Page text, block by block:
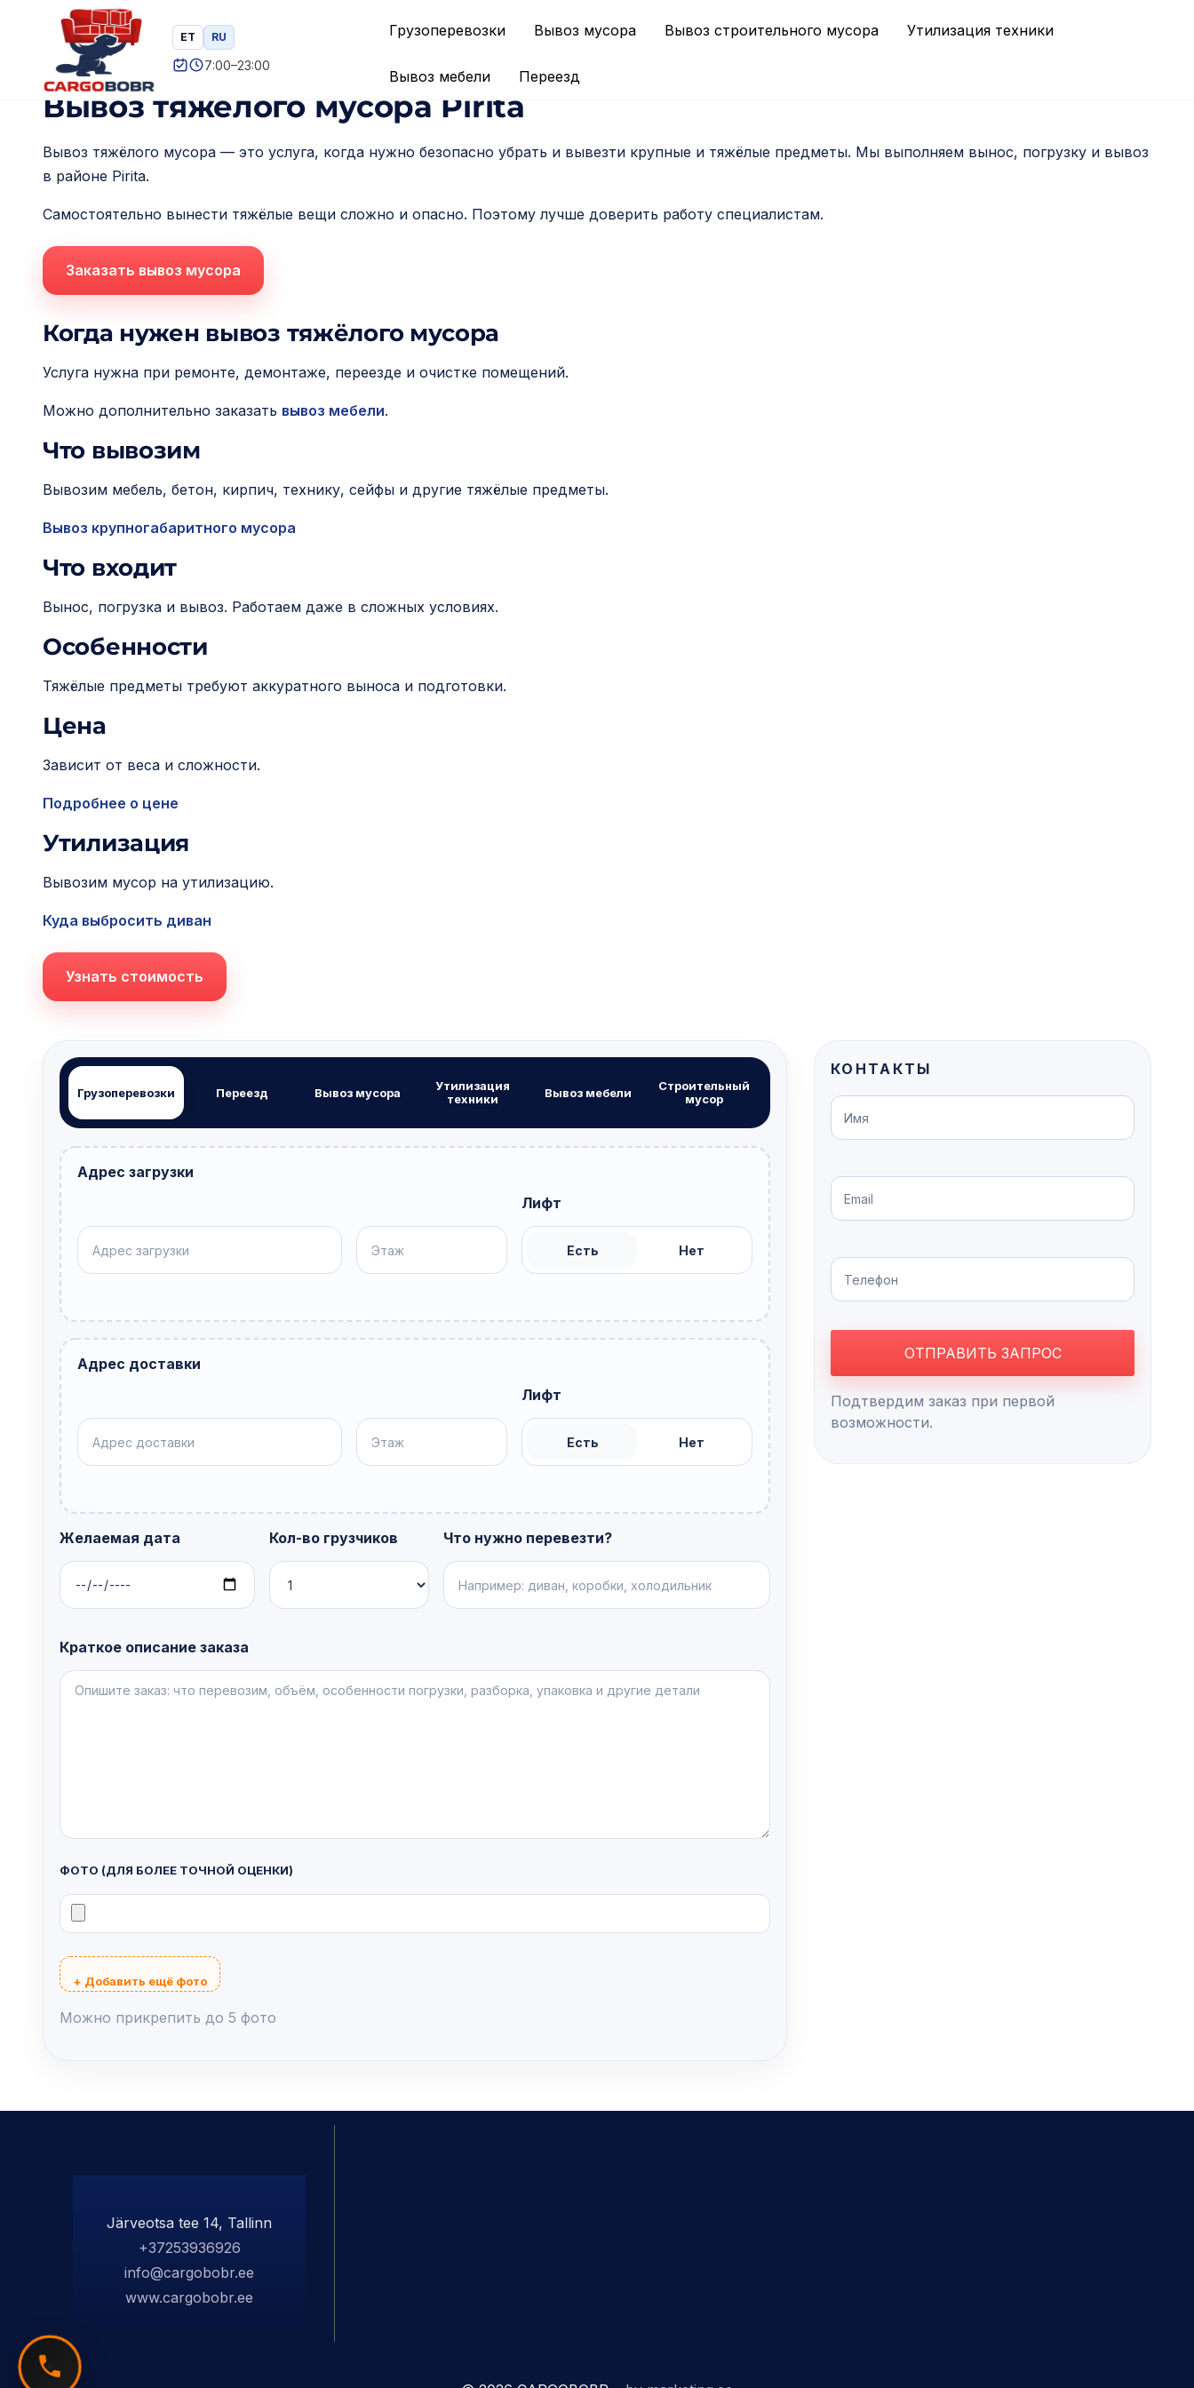
+37253936926
ET RU
7:00–23:00
Грузоперевозки Вывоз мусора Вывоз строительного мусора Утилизация техники
Вывоз мебели Переезд
Главная/ Вывоз тяжёлого мусора Pirita
Вывоз тяжёлого мусора Pirita
Вывоз тяжёлого мусора — это услуга, когда нужно безопасно убрать и вывезти крупные и тяжёлые предметы. Мы выполняем вынос, погрузку и вывоз
в районе Pirita.
Самостоятельно вынести тяжёлые вещи сложно и опасно. Поэтому лучше доверить работу специалистам.
Заказать вывоз мусора
Когда нужен вывоз тяжёлого мусора
Услуга нужна при ремонте, демонтаже, переезде и очистке помещений.
Можно дополнительно заказать вывоз мебели.
Что вывозим
Вывозим мебель, бетон, кирпич, технику, сейфы и другие тяжёлые предметы.
Вывоз крупногабаритного мусора
Что входит
Вынос, погрузка и вывоз. Работаем даже в сложных условиях.
Особенности
Тяжёлые предметы требуют аккуратного выноса и подготовки.
Цена
Зависит от веса и сложности.
Подробнее о цене
Утилизация
Вывозим мусор на утилизацию.
Куда выбросить диван
Узнать стоимость
Грузоперевозки Переезд Вывоз мусора
Утилизация
техники
Вывоз мебели
Строительный
мусор
Адрес загрузки
Лифт
Есть Нет
Адрес доставки
Лифт
Есть Нет
Желаемая дата Кол-во грузчиков Что нужно перевезти?
Краткое описание заказа
ФОТО (ДЛЯ БОЛЕЕ ТОЧНОЙ ОЦЕНКИ)
+ Добавить ещё фото
Можно прикрепить до 5 фото
КОНТАКТЫ
Подтвердим заказ при первой
возможности.
Järveotsa tee 14, Tallinn
+37253936926
info@cargobobr.ee
www.cargobobr.ee